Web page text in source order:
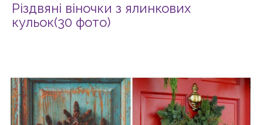
Різдвяні віночки з ялинкових
кульок(30 фото)